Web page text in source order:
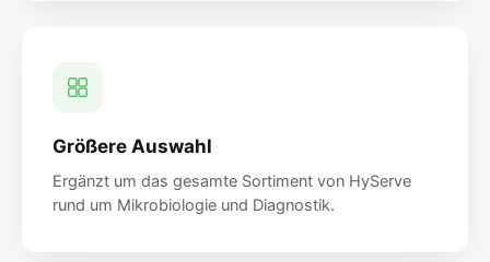
Größere Auswahl
Ergänzt um das gesamte Sortiment von HyServe
rund um Mikrobiologie und Diagnostik.